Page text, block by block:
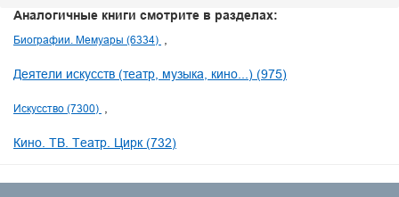
Аналогичные книги смотрите в разделах:
Биографии. Мемуары (6334)
Деятели искусств (театр, музыка, кино...) (975)
Искусство (7300)
Кино. ТВ. Театр. Цирк (732)